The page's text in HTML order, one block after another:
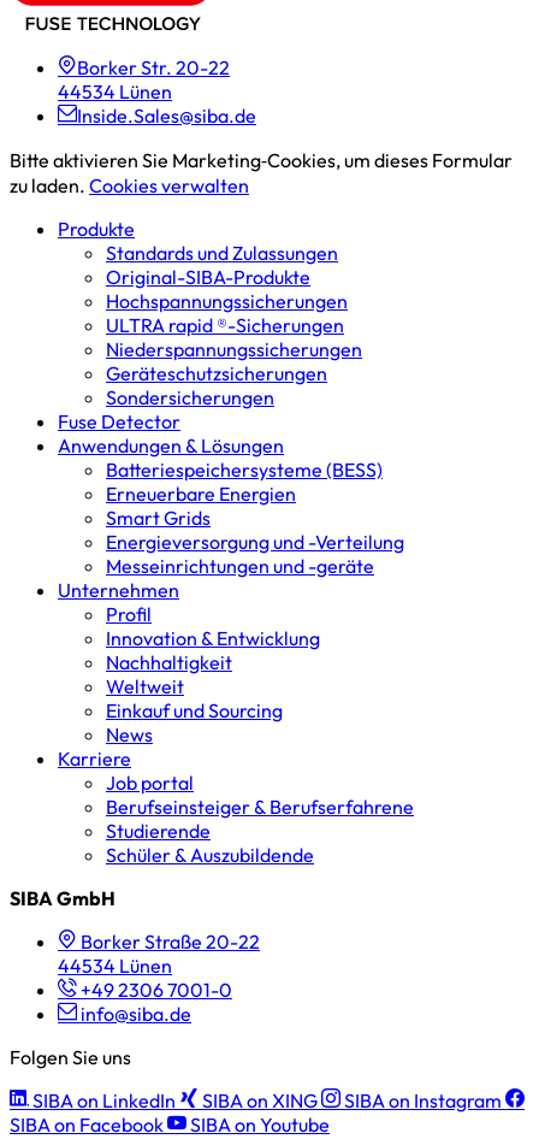
Borker Str. 20-22
44534 Lünen
Inside.Sales@siba.de
Bitte aktivieren Sie Marketing‑Cookies, um dieses Formular
zu laden. Cookies verwalten
Produkte
Standards und Zulassungen
Original-SIBA-Produkte
Hochspannungs­sicherungen
ULTRA rapid ®-Sicherungen
Niederspannungs­sicherungen
Geräteschutz­sicherungen
Sondersicherungen
Fuse Detector
Anwendungen & Lösungen
Batterie­speicher­systeme (BESS)
Erneuerbare Energien
Smart Grids
Energieversorgung und -Verteilung
Messeinrichtungen und -geräte
Unternehmen
Profil
Innovation & Entwicklung
Nachhaltigkeit
Weltweit
Einkauf und Sourcing
News
Karriere
Job portal
Berufseinsteiger & Berufserfahrene
Studierende
Schüler & Auszubildende
SIBA GmbH
Borker Straße 20-22
44534 Lünen
+49 2306 7001-0
info@siba.de
Folgen Sie uns
SIBA on LinkedIn
SIBA on XING
SIBA on Instagram
SIBA on Facebook
SIBA on Youtube